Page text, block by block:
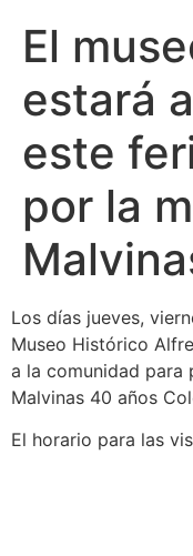
El
estará
este
por la
Los días jueves,
Museo Histórico
a la comunidad para
Malvinas 40 años
El horario para las